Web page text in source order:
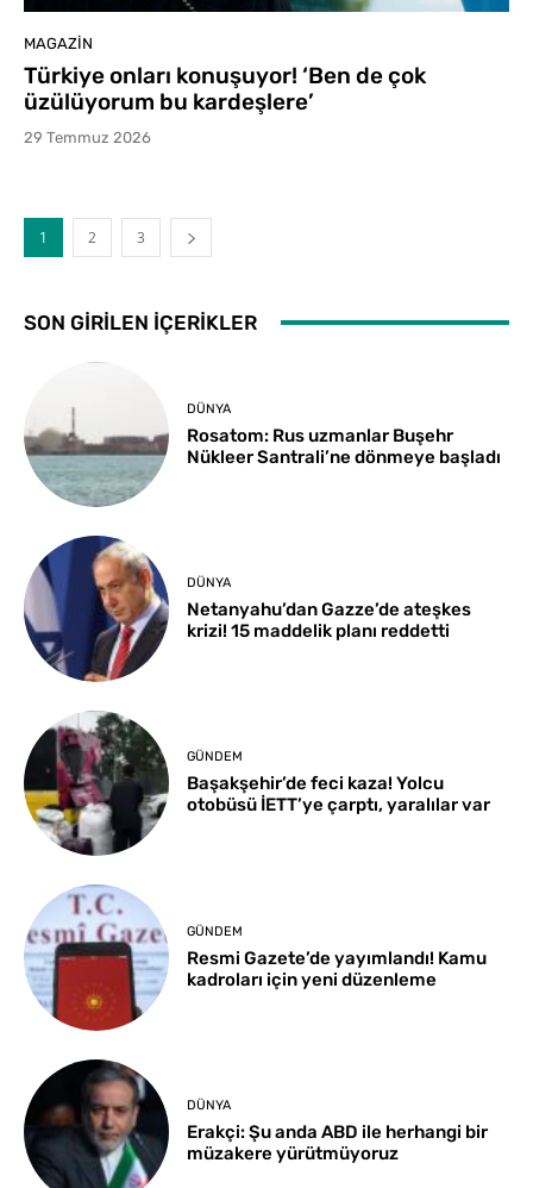
MAGAZIN
Türkiye onları konuşuyor! ‘Ben de çok
üzülüyorum bu kardeşlere’
29 Temmuz 2026
1 2 3
SON GIRILEN İÇERIKLER
DÜNYA
Rosatom: Rus uzmanlar Buşehr
Nükleer Santrali’ne dönmeye başladı
DÜNYA
Netanyahu’dan Gazze’de ateşkes
krizi! 15 maddelik planı reddetti
GÜNDEM
Başakşehir’de feci kaza! Yolcu
otobüsü İETT’ye çarptı, yaralılar var
GÜNDEM
Resmi Gazete’de yayımlandı! Kamu
kadroları için yeni düzenleme
DÜNYA
Erakçi: Şu anda ABD ile herhangi bir
müzakere yürütmüyoruz